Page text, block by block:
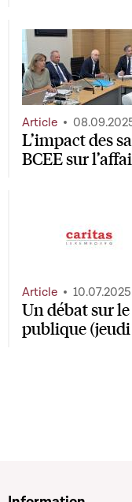
L’impact des
BCEE sur
Article
Un débat sur
publique
Article 10.07.2025